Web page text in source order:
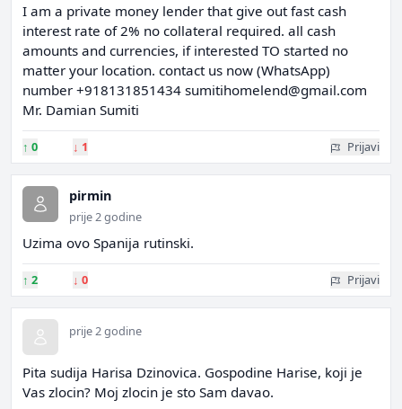
I am a private money lender that give out fast cash
interest rate of 2% no collateral required. all cash
amounts and currencies, if interested TO started no
matter your location. contact us now (WhatsApp)
number +918131851434 sumitihomelend@gmail.com
Mr. Damian Sumiti
↑ 0 ↓ 1 Prijavi
pirmin
prije 2 godine
Uzima ovo Spanija rutinski.
↑ 2 ↓ 0 Prijavi
prije 2 godine
Pita sudija Harisa Dzinovica. Gospodine Harise, koji je
Vas zlocin? Moj zlocin je sto Sam davao.